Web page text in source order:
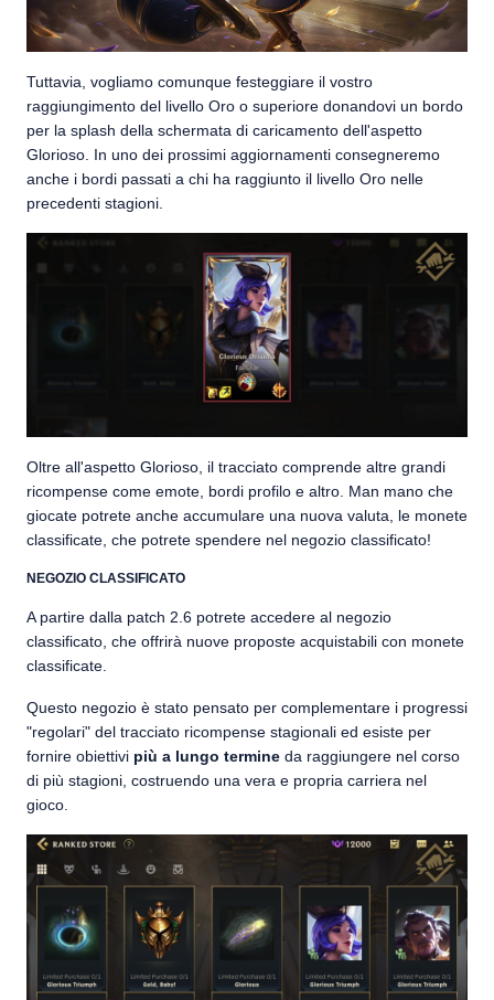
Tuttavia, vogliamo comunque festeggiare il vostro
raggiungimento del livello Oro o superiore donandovi un bordo
per la splash della schermata di caricamento dell'aspetto
Glorioso. In uno dei prossimi aggiornamenti consegneremo
anche i bordi passati a chi ha raggiunto il livello Oro nelle
precedenti stagioni.
Oltre all'aspetto Glorioso, il tracciato comprende altre grandi
ricompense come emote, bordi profilo e altro. Man mano che
giocate potrete anche accumulare una nuova valuta, le monete
classificate, che potrete spendere nel negozio classificato!
NEGOZIO CLASSIFICATO
A partire dalla patch 2.6 potrete accedere al negozio
classificato, che offrirà nuove proposte acquistabili con monete
classificate.
Questo negozio è stato pensato per complementare i progressi
"regolari" del tracciato ricompense stagionali ed esiste per
fornire obiettivi più a lungo termine da raggiungere nel corso
di più stagioni, costruendo una vera e propria carriera nel
gioco.